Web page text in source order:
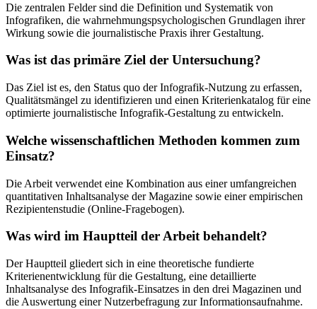
Die zentralen Felder sind die Definition und Systematik von
Infografiken, die wahrnehmungspsychologischen Grundlagen ihrer
Wirkung sowie die journalistische Praxis ihrer Gestaltung.
Was ist das primäre Ziel der Untersuchung?
Das Ziel ist es, den Status quo der Infografik-Nutzung zu erfassen,
Qualitätsmängel zu identifizieren und einen Kriterienkatalog für eine
optimierte journalistische Infografik-Gestaltung zu entwickeln.
Welche wissenschaftlichen Methoden kommen zum
Einsatz?
Die Arbeit verwendet eine Kombination aus einer umfangreichen
quantitativen Inhaltsanalyse der Magazine sowie einer empirischen
Rezipientenstudie (Online-Fragebogen).
Was wird im Hauptteil der Arbeit behandelt?
Der Hauptteil gliedert sich in eine theoretische fundierte
Kriterienentwicklung für die Gestaltung, eine detaillierte
Inhaltsanalyse des Infografik-Einsatzes in den drei Magazinen und
die Auswertung einer Nutzerbefragung zur Informationsaufnahme.